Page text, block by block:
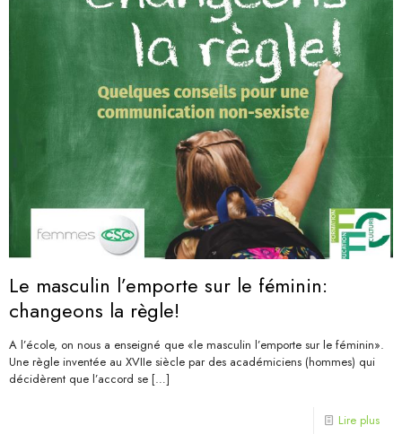
Le masculin l’emporte sur le féminin:
changeons la règle!
A l’école, on nous a enseigné que «le masculin l’emporte sur le féminin».
Une règle inventée au XVIIe siècle par des académiciens (hommes) qui
décidèrent que l’accord se […]
Lire plus